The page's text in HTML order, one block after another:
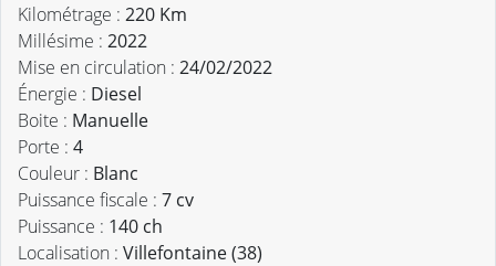
Kilométrage : 220 Km
Millésime : 2022
Mise en circulation : 24/02/2022
Énergie : Diesel
Boite : Manuelle
Porte : 4
Couleur : Blanc
Puissance fiscale : 7 cv
Puissance : 140 ch
Localisation : Villefontaine (38)